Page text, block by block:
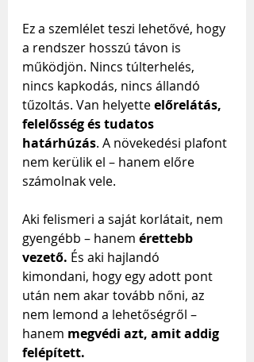
Ez a szemlélet teszi lehetővé, hogy
a rendszer hosszú távon is
működjön. Nincs túlterhelés,
nincs kapkodás, nincs állandó
tűzoltás. Van helyette előrelátás,
felelősség és tudatos
határhúzás. A növekedési plafont
nem kerülik el – hanem előre
számolnak vele.
Aki felismeri a saját korlátait, nem
gyengébb – hanem érettebb
vezető. És aki hajlandó
kimondani, hogy egy adott pont
után nem akar tovább nőni, az
nem lemond a lehetőségről –
hanem megvédi azt, amit addig
felépített.